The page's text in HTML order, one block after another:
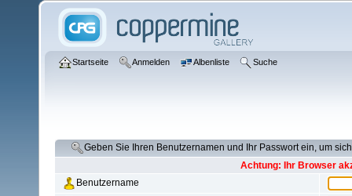
Startseite Anmelden Albenliste Suche
Geben Sie Ihren Benutzernamen und Ihr Passwort ein, um
Achtung: Ihr Browser
Benutzername